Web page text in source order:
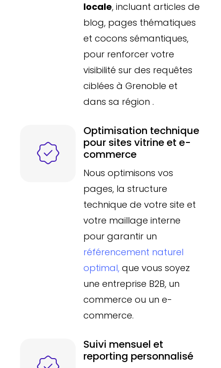
locale, incluant articles de
blog, pages thématiques
et cocons sémantiques,
pour renforcer votre
visibilité sur des requêtes
ciblées à Grenoble et
dans sa région .
Optimisation technique
pour sites vitrine et e-
commerce
Nous optimisons vos
pages, la structure
technique de votre site et
votre maillage interne
pour garantir un
référencement naturel
optimal, que vous soyez
une entreprise B2B, un
commerce ou un e-
commerce.
Suivi mensuel et
reporting personnalisé